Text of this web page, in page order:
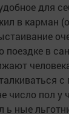
для
в карман
поездке в
число по­л у
ь ­ные